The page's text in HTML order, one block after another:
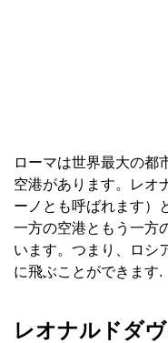
ローマは世界最大の都
空港があります。レオ
ーノとも呼ばれます）
一方の空港ともう一方
います。つまり、ロシ
に飛ぶことができます.
レオナルドダ